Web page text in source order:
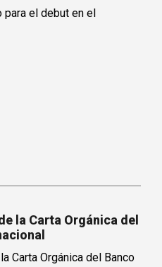
la Carta Orgánica del